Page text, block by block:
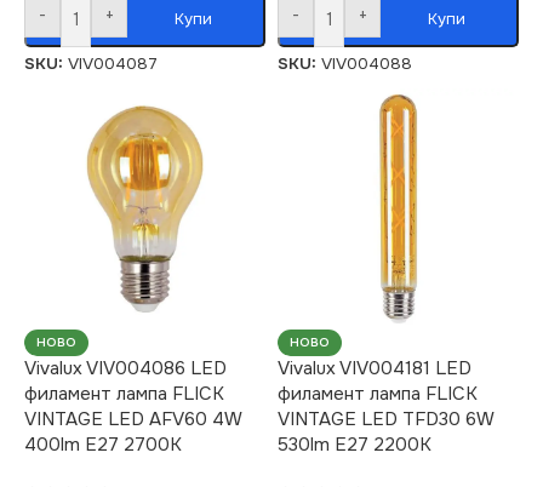
- + Купи
SKU: VIV004087
- + Купи
SKU: VIV004088
НОВО
Vivalux VIV004086 LED
филамент лампа FLICK
VINTAGE LED AFV60 4W
400lm E27 2700K
НОВО
Vivalux VIV004181 LED
филамент лампa FLICK
VINTAGE LED TFD30 6W
530lm E27 2200K